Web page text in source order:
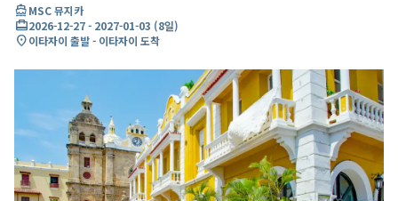
directions_boatMSC 뮤지카
card_travel2026-12-27- 2027-01-03 (8일)
location_on이타자이 출발 - 이타자이 도착